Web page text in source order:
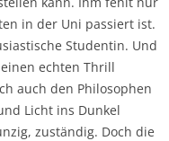
in der Uni passiert ist.
Studentin. Und
echten Thrill
auch den Philosophen
Licht ins Dunkel
zuständig. Doch die